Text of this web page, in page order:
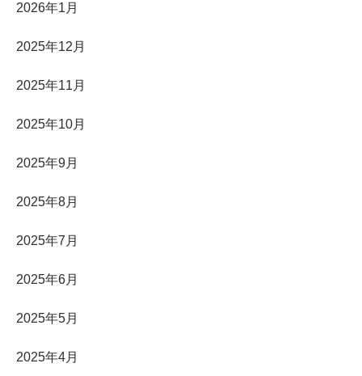
2026年1月
2025年12月
2025年11月
2025年10月
2025年9月
2025年8月
2025年7月
2025年6月
2025年5月
2025年4月